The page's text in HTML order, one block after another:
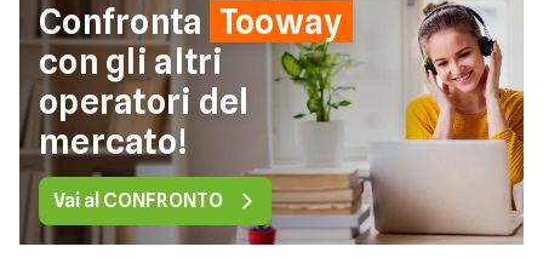
Confronta Tooway
con gli altri
operatori del
mercato!
Vai al CONFRONTO